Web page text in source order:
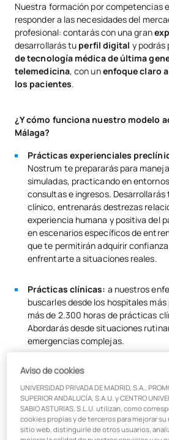
Nuestra formación por competencias
responder a las necesidades del
profesional: contarás con una gran
desarrollarás tu perfil digital y
de tecnología médica de última
telemedicina, con unenfoque claro
los pacientes.
¿Y cómo funciona nuestro modelo
Málaga?
Prácticas experienciales
Nostrum te prepararás para
simuladas, practicando en
consultas e ingresos.
clínico, entrenarás destrezas
experiencia humana y positiva del
en escenarios específicos de
que te permitirán adquirir
enfrentarte a situaciones reales.
Prácticas clínicas: a nuestros
buscarles desde los hospitales
más de 2.300 horas de prácticas
Abordarás desde situaciones
emergencias complejas.
Enfermería del futuro:
un enfoque práctico conectado a
profesional y unas instalaciones
de simulación inmersiva y
herramientas digitales avanzadas y
de la inteligencia artificial aplicada
Aviso de cookies
UNIVERSIDAD PRIVADA DE MADRID, S.A.,
SUPERIOR ANDALUCÍA, S.A.U. y CENTRO
SABIO ASTURIAS, S.L.U. utilizan, como
cookies propias y de terceros para mejorar
sitio web, distinguirle de otros usuarios,